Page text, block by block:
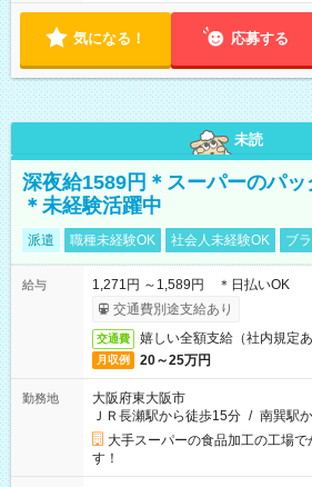
ます。 ※曜日固定（毎週同じ曜日で
気になる！ 応募する
未読
深夜給1589円＊スーパーのパ
＊未経験活躍中
派遣 職種未経験OK 社会人未経験OK ブ
給与
1,271円 ～1,589円 ＊日払いOK
交通費別途支給あり
交通費 嬉しい全額支給（社内規定あ
月収例 20～25万円
勤務地
大阪府東大阪市
ＪＲ長瀬駅から徒歩15分 / 南巽駅
大手スーパーの食品加工の工場
す！